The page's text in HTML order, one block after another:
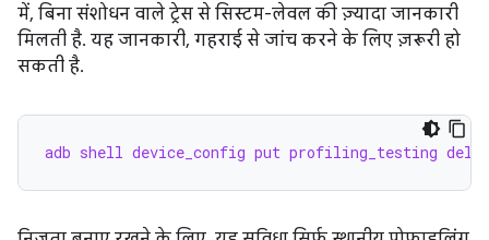
में, बिना संशोधन वाले ट्रेस से सिस्टम-लेवल की ज़्यादा जानकारी
मिलती है. यह जानकारी, गहराई से जांच करने के लिए ज़रूरी हो
सकती है.
adb shell device_config put profiling_testing